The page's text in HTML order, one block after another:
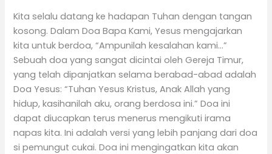
Kita selalu datang ke hadapan Tuhan dengan tangan
kosong. Dalam Doa Bapa Kami, Yesus mengajarkan
kita untuk berdoa, “Ampunilah kesalahan kami…”
Sebuah doa yang sangat dicintai oleh Gereja Timur,
yang telah dipanjatkan selama berabad-abad adalah
Doa Yesus: “Tuhan Yesus Kristus, Anak Allah yang
hidup, kasihanilah aku, orang berdosa ini.” Doa ini
dapat diucapkan terus menerus mengikuti irama
napas kita. Ini adalah versi yang lebih panjang dari doa
si pemungut cukai. Doa ini mengingatkan kita akan